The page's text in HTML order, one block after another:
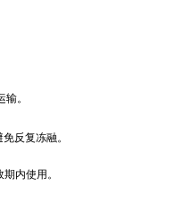
输。
免反复冻融。
期内使用 。